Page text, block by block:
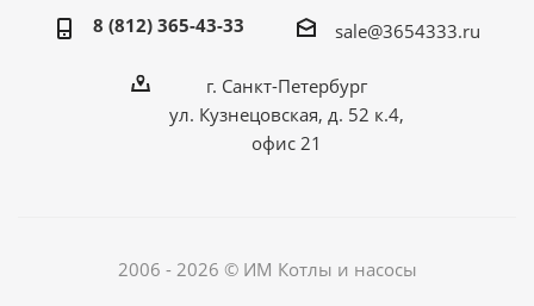
8 (812) 365-43-33 sale@3654333.ru
г. Санкт-Петербург
ул. Кузнецовская, д. 52 к.4,
офис 21
2006 - 2026 © ИМ Котлы и насосы